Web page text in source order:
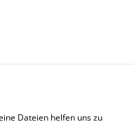
Dateien helfen uns zu